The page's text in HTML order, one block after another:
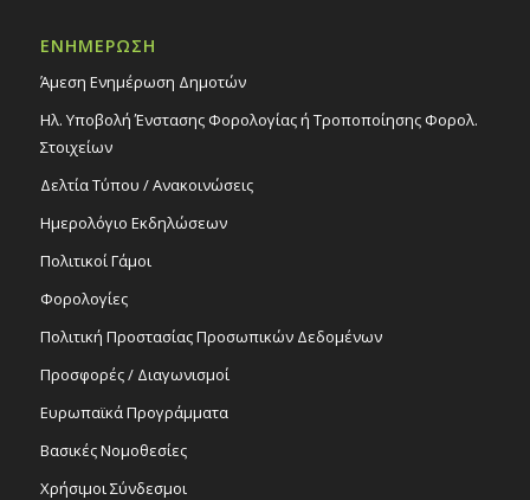
4
Κύπρος – Ταξίδι στην παράδοσή μας, από
το Παιδικό Θέατρο Σκιών – Δημ. Πάρκο
«Στέλλα Αυλωνίτη» (παρά την οδό
Αλέξανδρου Κορίζη)
ΣΕΠ
7
2025», 7/9/25
09:00
ΕΝΗΜΕΡΩΣΗ
Άμεση Ενημέρωση Δημοτών
Ηλ. Υποβολή Ένστασης Φορολογίας ή Τροποποίησης Φορολ.
Στοιχείων
Δελτία Τύπου / Ανακοινώσεις
Ημερολόγιο Εκδηλώσεων
Πολιτικοί Γάμοι
Φορολογίες
Πολιτική Προστασίας Προσωπικών Δεδομένων
Προσφορές / Διαγωνισμοί
Ευρωπαϊκά Προγράμματα
Βασικές Νομοθεσίες
Χρήσιμοι Σύνδεσμοι